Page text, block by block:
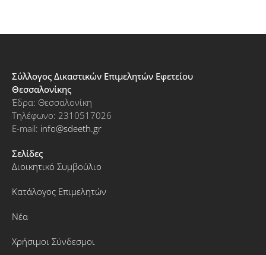
Σύλλογος Δικαστικών Επιμελητών Εφετείου
Θεσσαλονίκης
Έδρα: Θεσσαλονίκη
Τηλέφωνο: 2310517026
E-mail: info@sdeeth.gr
Σελίδες
Διοικητικό Συμβούλιο
Κατάλογος Επιμελητών
Νέα
Χρήσιμοι Σύνδεσμοι